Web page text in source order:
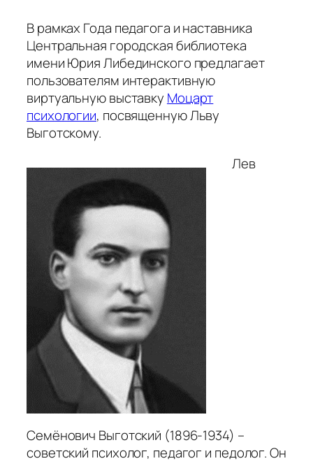
В рамках Года педагога и наставника
Центральная городская библиотека
имени Юрия Либединского предлагает
пользователям интерактивную
виртуальную выставку Моцарт
психологии, посвященную Льву
Выготскому.
Лев
Семёнович Выготский (1896-1934) –
советский психолог, педагог и педолог. Он